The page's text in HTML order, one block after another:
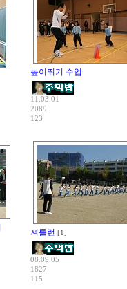
높이뛰기 수업
11.03.01
2089
123
셔틀런 [1]
08.09.05
1827
115